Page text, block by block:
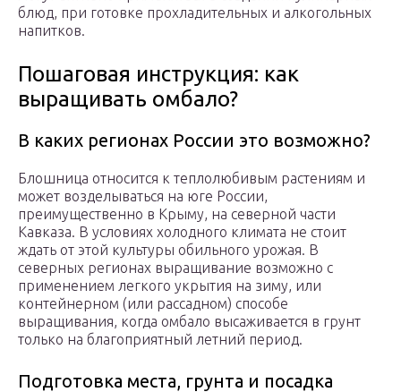
блюд, при готовке прохладительных и алкогольных
напитков.
Пошаговая инструкция: как
выращивать омбало?
В каких регионах России это возможно?
Блошница относится к теплолюбивым растениям и
может возделываться на юге России,
преимущественно в Крыму, на северной части
Кавказа. В условиях холодного климата не стоит
ждать от этой культуры обильного урожая. В
северных регионах выращивание возможно с
применением легкого укрытия на зиму, или
контейнерном (или рассадном) способе
выращивания, когда омбало высаживается в грунт
только на благоприятный летний период.
Подготовка места, грунта и посадка